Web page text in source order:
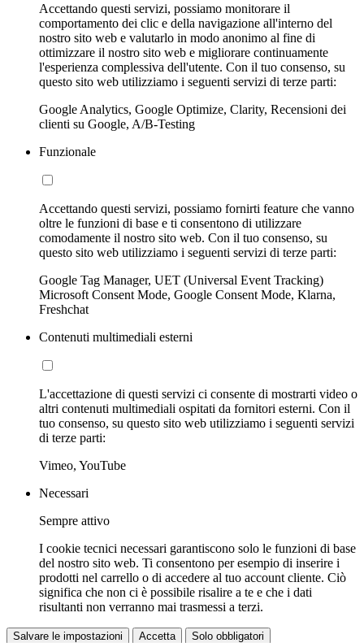
Accettando questi servizi, possiamo monitorare il
comportamento dei clic e della navigazione all'interno del
nostro sito web e valutarlo in modo anonimo al fine di
ottimizzare il nostro sito web e migliorare continuamente
l'esperienza complessiva dell'utente. Con il tuo consenso, su
questo sito web utilizziamo i seguenti servizi di terze parti:
Google Analytics, Google Optimize, Clarity, Recensioni dei
clienti su Google, A/B-Testing
Funzionale
Accettando questi servizi, possiamo fornirti feature che vanno
oltre le funzioni di base e ti consentono di utilizzare
comodamente il nostro sito web. Con il tuo consenso, su
questo sito web utilizziamo i seguenti servizi di terze parti:
Google Tag Manager, UET (Universal Event Tracking)
Microsoft Consent Mode, Google Consent Mode, Klarna,
Freshchat
Contenuti multimediali esterni
L'accettazione di questi servizi ci consente di mostrarti video o
altri contenuti multimediali ospitati da fornitori esterni. Con il
tuo consenso, su questo sito web utilizziamo i seguenti servizi
di terze parti:
Vimeo, YouTube
Necessari
Sempre attivo
I cookie tecnici necessari garantiscono solo le funzioni di base
del nostro sito web. Ti consentono per esempio di inserire i
prodotti nel carrello o di accedere al tuo account cliente. Ciò
significa che non ci è possibile risalire a te e che i dati
risultanti non verranno mai trasmessi a terzi.
Salvare le impostazioni Accetta Solo obbligatori